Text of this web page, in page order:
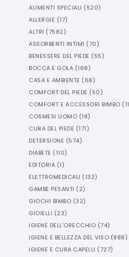
ALIMENTI SPECIALI (520)
ALLERGIE (17)
ALTRI (7582)
ASSORBENTI INTIMI (70)
BENESSERE DEL PIEDE (55)
BOCCA E GOLA (168)
CASA E AMBIENTE (68)
COMFORT DEL PIEDE (50)
COMFORT E ACCESSORI BIMBO (11
COSMESI UOMO (18)
CURA DEL PIEDE (171)
DETERSIONE (574)
DIABETE (110)
EDITORIA (1)
ELETTROMEDICALI (132)
GAMBE PESANTI (2)
GIOCHI BIMBO (32)
GIOIELLI (23)
IGIENE DELL'ORECCHIO (74)
IGIENE E BELLEZZA DEL VISO (888)
IGIENE E CURA CAPELLI (727)